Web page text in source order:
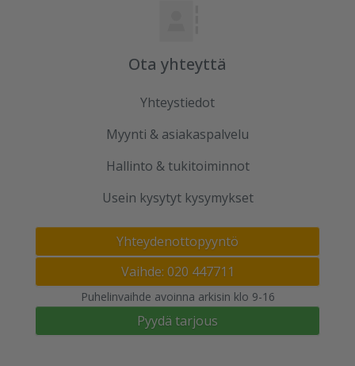
Ota yhteyttä
Yhteystiedot
Myynti & asiakaspalvelu
Hallinto & tukitoiminnot
Usein kysytyt kysymykset
Yhteydenottopyyntö
Vaihde: 020 447711
Puhelinvaihde avoinna arkisin klo 9-16
Pyydä tarjous